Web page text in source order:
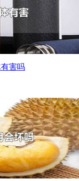
害吗